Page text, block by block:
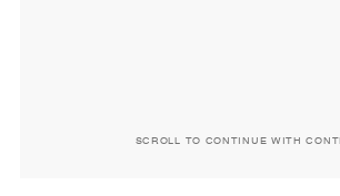
SCROLL TO CONTINUE WITH